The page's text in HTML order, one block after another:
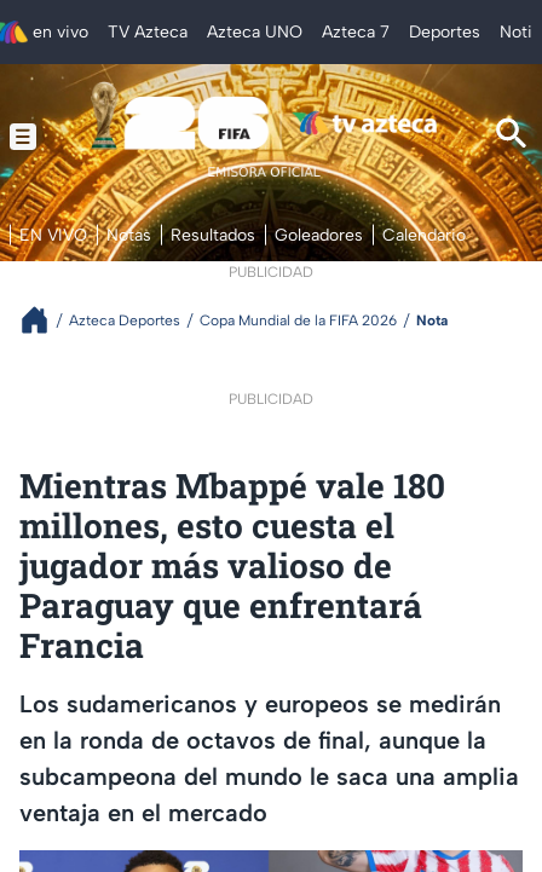
en vivo TV Azteca Azteca UNO Azteca 7 Deportes
EN VIVO Notas Resultados Goleadores Calendario
PUBLICIDAD
Azteca Deportes Copa Mundial de la FIFA 2026 Nota
PUBLICIDAD
Mientras Mbappé vale 180
millones, esto cuesta el
jugador más valioso de
Paraguay que enfrentará
Francia
Los sudamericanos y europeos se medirán
en la ronda de octavos de final, aunque la
subcampeona del mundo le saca una amplia
ventaja en el mercado